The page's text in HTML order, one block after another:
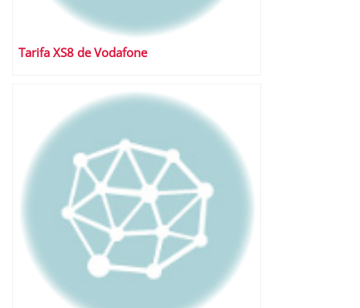
Tarifa XS8 de Vodafone